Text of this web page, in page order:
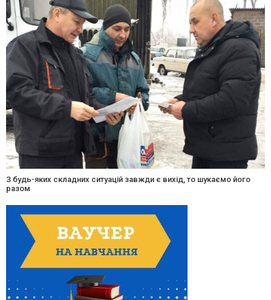
З будь-яких складних ситуацій завжди є вихід, то шукаємо його
разом